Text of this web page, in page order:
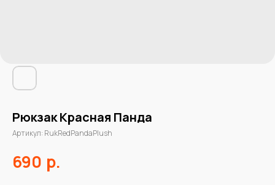
Рюкзак Красная Панда
Артикул: RukRedPandaPlush
690 р.